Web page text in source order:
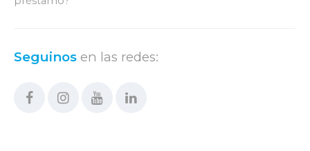
Seguinos en las redes: